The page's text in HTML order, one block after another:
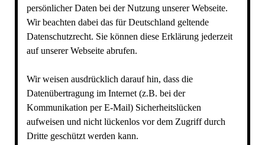
persönlicher Daten bei der Nutzung unserer Webseite.
Wir beachten dabei das für Deutschland geltende
Datenschutzrecht. Sie können diese Erklärung jederzeit
auf unserer Webseite abrufen.
Wir weisen ausdrücklich darauf hin, dass die
Datenübertragung im Internet (z.B. bei der
Kommunikation per E-Mail) Sicherheitslücken
aufweisen und nicht lückenlos vor dem Zugriff durch
Dritte geschützt werden kann.